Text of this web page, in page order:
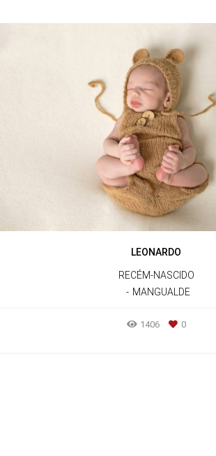
LEONARDO
RECÉM-NASCIDO
MANGUALDE
1406 0